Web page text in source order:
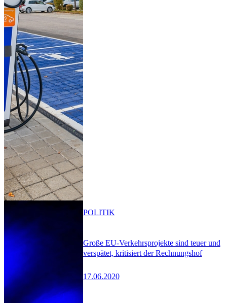
Große EU-Verkehrsprojekte sind teuer und
verspätet, kritisiert der Rechnungshof
17.06.2020
POLITIK